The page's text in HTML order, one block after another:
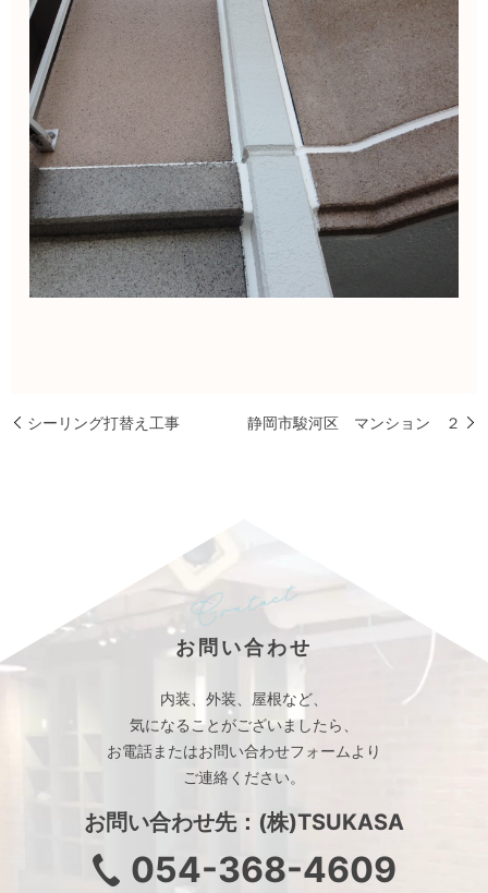
シーリング打替え工事 静岡市駿河区 マンション ２
お問い合わせ
内装、外装、屋根など、
気になることがございましたら、
お電話またはお問い合わせフォームより
ご連絡ください。
お問い合わせ先：(株)TSUKASA
054-368-4609